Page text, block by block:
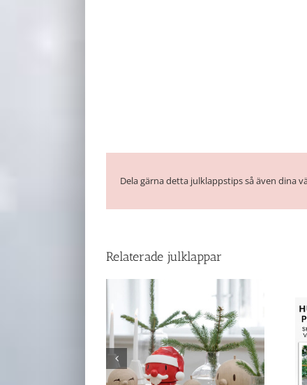
Dela gärna detta julklappstips så även dina
Relaterade julklappar